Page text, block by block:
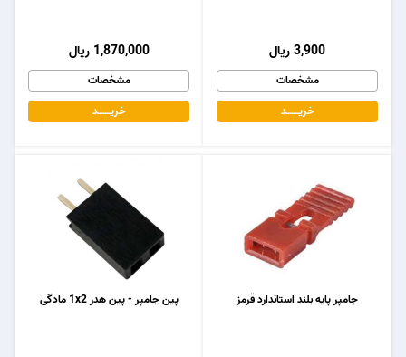
1,870,000 ریال
مشخصات
خریـــــــد
3,900 ریال
مشخصات
خریـــــــد
پین جامپر - پین هدر 1x2 مادگی جامپر پایه بلند استاندارد قرمز